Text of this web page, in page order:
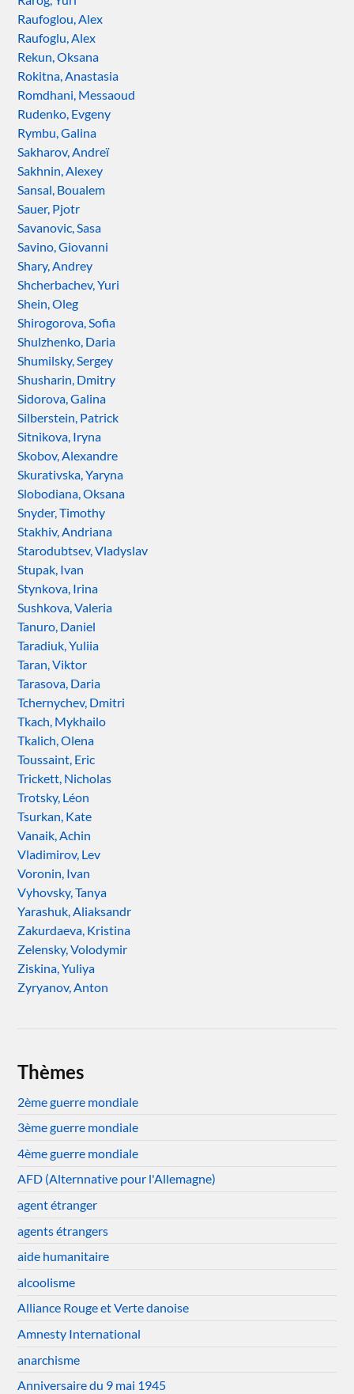
Raufoglou, Alex
Raufoglu, Alex
Rekun, Oksana
Rokitna, Anastasia
Romdhani, Messaoud
Rudenko, Evgeny
Rymbu, Galina
Sakharov, Andreï
Sakhnin, Alexey
Sansal, Boualem
Sauer, Pjotr
Savanovic, Sasa
Savino, Giovanni
Shary, Andrey
Shcherbachev, Yuri
Shein, Oleg
Shirogorova, Sofia
Shulzhenko, Daria
Shumilsky, Sergey
Shusharin, Dmitry
Sidorova, Galina
Silberstein, Patrick
Sitnikova, Iryna
Skobov, Alexandre
Skurativska, Yaryna
Slobodiana, Oksana
Snyder, Timothy
Stakhiv, Andriana
Starodubtsev, Vladyslav
Stupak, Ivan
Stynkova, Irina
Sushkova, Valeria
Tanuro, Daniel
Taradiuk, Yuliia
Taran, Viktor
Tarasova, Daria
Tchernychev, Dmitri
Tkach, Mykhailo
Tkalich, Olena
Toussaint, Eric
Trickett, Nicholas
Trotsky, Léon
Tsurkan, Kate
Vanaik, Achin
Vladimirov, Lev
Voronin, Ivan
Vyhovsky, Tanya
Yarashuk, Aliaksandr
Zakurdaeva, Kristina
Zelensky, Volodymir
Ziskina, Yuliya
Zyryanov, Anton
Thèmes
2ème guerre mondiale
3ème guerre mondiale
4ème guerre mondiale
AFD (Alternnative pour l'Allemagne)
agent étranger
agents étrangers
aide humanitaire
alcoolisme
Alliance Rouge et Verte danoise
Amnesty International
anarchisme
Anniversaire du 9 mai 1945